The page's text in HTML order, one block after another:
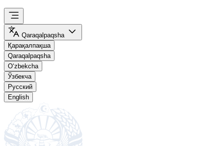
Qaraqalpaqsha
Қарақалпақша
Qaraqalpaqsha
O‘zbekcha
Ўзбекча
Русский
English